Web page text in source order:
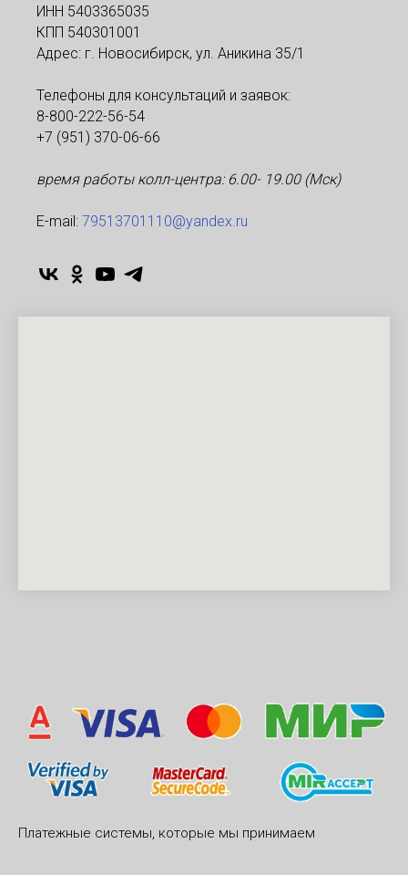
ИНН 5403365035
КПП 540301001
Адрес: г. Новосибирск, ул. Аникина 35/1
Телефоны для консультаций и заявок:
8-800-222-56-54
+7 (951) 370-06-66
время работы колл-центра: 6.00- 19.00 (Мск)
Е-mаil: 79513701110@yandex.ru
Платежные системы, которые мы принимаем